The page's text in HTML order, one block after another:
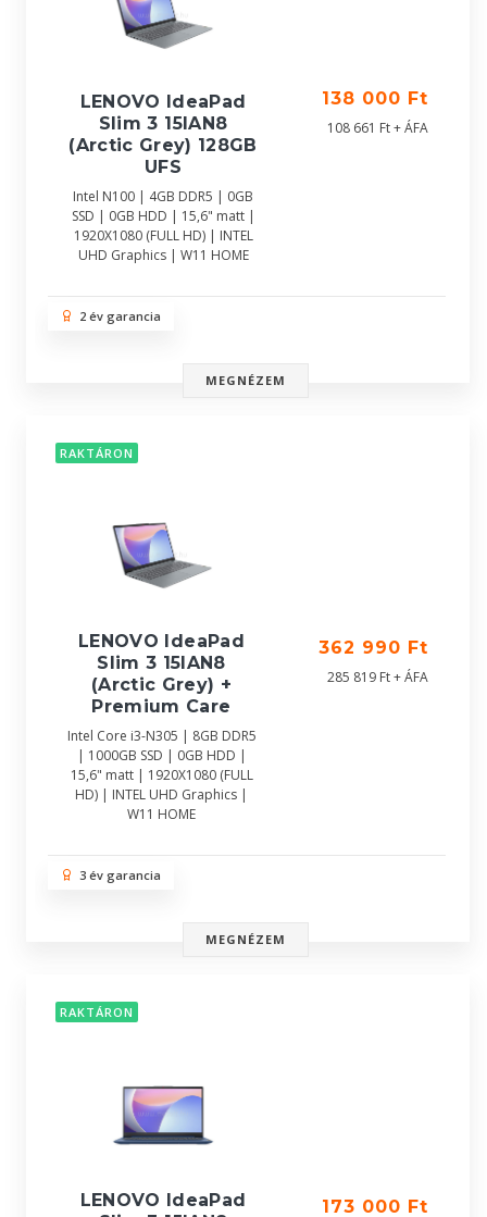
LENOVO IdeaPad
Slim 3 15IAN8
(Arctic Grey) 128GB
UFS
Intel N100 | 4GB DDR5 | 0GB
SSD | 0GB HDD | 15,6" matt |
1920X1080 (FULL HD) | INTEL
UHD Graphics | W11 HOME
138 000 Ft
108 661 Ft + ÁFA
2 év garancia
MEGNÉZEM
RAKTÁRON
LENOVO IdeaPad
Slim 3 15IAN8
(Arctic Grey) +
Premium Care
Intel Core i3-N305 | 8GB DDR5
| 1000GB SSD | 0GB HDD |
15,6" matt | 1920X1080 (FULL
HD) | INTEL UHD Graphics |
W11 HOME
362 990 Ft
285 819 Ft + ÁFA
3 év garancia
MEGNÉZEM
RAKTÁRON
LENOVO IdeaPad
173 000 Ft